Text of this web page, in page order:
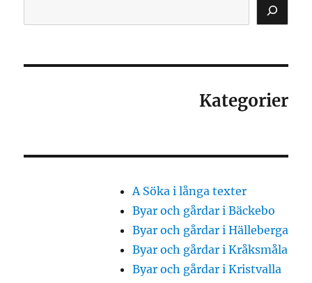
Kategorier
A Söka i långa texter
Byar och gårdar i Bäckebo
Byar och gårdar i Hälleberga
Byar och gårdar i Kråksmåla
Byar och gårdar i Kristvalla